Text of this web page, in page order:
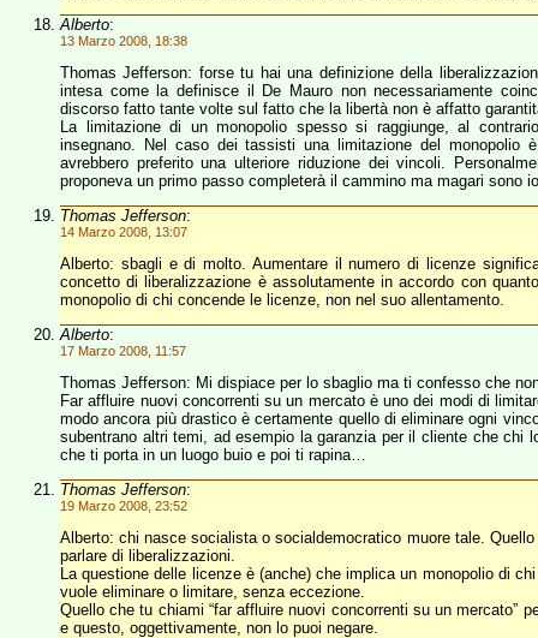
Alberto:
13 Marzo 2008, 18:38
Thomas Jefferson: forse tu hai una definizione della
intesa come la definisce il De Mauro non necessariamente
discorso fatto tante volte sul fatto che la libertà non è affatto
La limitazione di un monopolio spesso si raggiunge, al
insegnano. Nel caso dei tassisti una limitazione del
avrebbero preferito una ulteriore riduzione dei vincoli.
proponeva un primo passo completerà il cammino ma magari sono
Thomas Jefferson:
14 Marzo 2008, 13:07
Alberto: sbagli e di molto. Aumentare il numero di licenze
concetto di liberalizzazione è assolutamente in accordo con
monopolio di chi concende le licenze, non nel suo allentamento.
Alberto:
17 Marzo 2008, 11:57
Thomas Jefferson: Mi dispiace per lo sbaglio ma ti confesso che
Far affluire nuovi concorrenti su un mercato è uno dei modi di
modo ancora più drastico è certamente quello di eliminare ogni
subentrano altri temi, ad esempio la garanzia per il cliente che
che ti porta in un luogo buio e poi ti rapina…
Thomas Jefferson:
19 Marzo 2008, 23:52
Alberto: chi nasce socialista o socialdemocratico muore tale.
parlare di liberalizzazioni.
La questione delle licenze è (anche) che implica un monopolio di
vuole eliminare o limitare, senza eccezione.
Quello che tu chiami “far affluire nuovi concorrenti su un mercato”
e questo, oggettivamente, non lo puoi negare.